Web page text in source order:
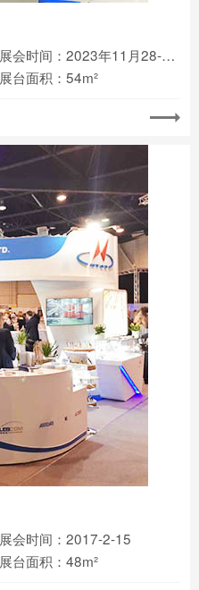
展会时间：2023年11月28-30日
展台面积：54m²
展会时间：2017-2-15
展台面积：48m²